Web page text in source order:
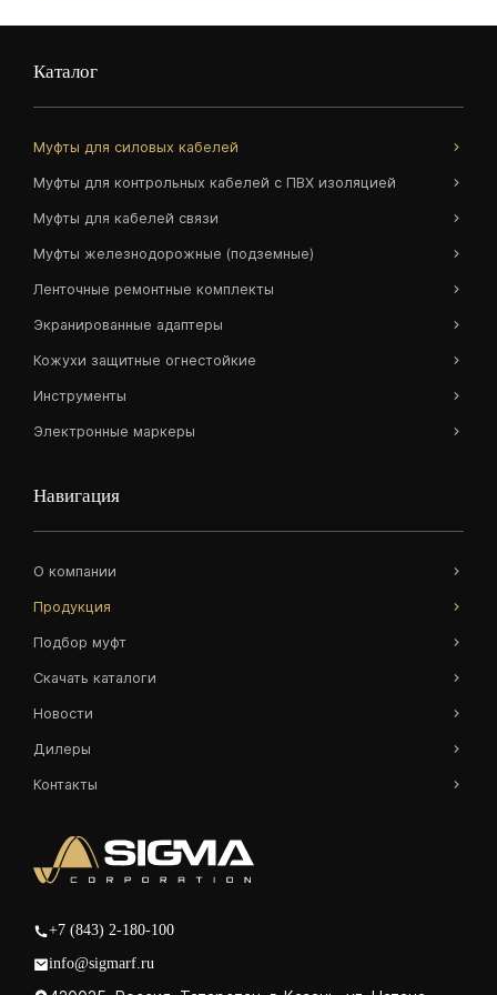
+7 (843) 2-180-100
info@sigmarf.ru
Каталог
Муфты для силовых кабелей
Муфты для контрольных кабелей с ПВХ изоляцией
Муфты для кабелей связи
Муфты железнодорожные (подземные)
Ленточные ремонтные комплекты
Экранированные адаптеры
Кожухи защитные огнестойкие
Инструменты
Электронные маркеры
Навигация
О компании
Продукция
Подбор муфт
Скачать каталоги
Новости
Дилеры
Контакты